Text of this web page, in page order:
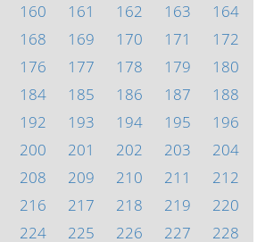
160 161 162 163
164
168 169 170 171
172
176 177 178 179
180
184 185 186 187
188
192 193 194 195
196
200 201 202 203
204
208 209 210 211
212
216 217 218 219
220
224 225 226 227
228